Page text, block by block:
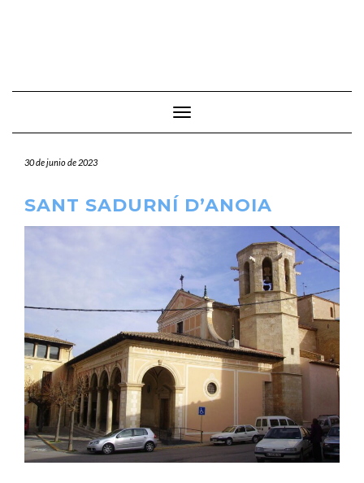
Cambiar modo de navegación
30 de junio de 2023
SANT SADURNÍ D’ANOIA